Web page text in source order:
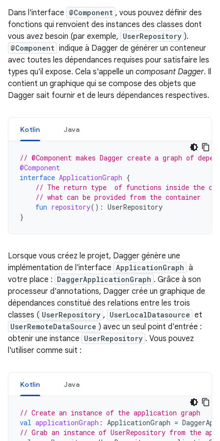
Dans l'interface @Component , vous pouvez définir des
fonctions qui renvoient des instances des classes dont
vous avez besoin (par exemple, UserRepository ).
@Component indique à Dagger de générer un conteneur
avec toutes les dépendances requises pour satisfaire les
types qu'il expose. Cela s'appelle un composant Dagger. Il
contient un graphique qui se compose des objets que
Dagger sait fournir et de leurs dépendances respectives.
Kotlin Java
// @Component makes Dagger create a graph of
@Component
interface ApplicationGraph {
// The return type  of functions inside the
// what can be provided from the container
fun repository(): UserRepository
}
Lorsque vous créez le projet, Dagger génère une
implémentation de l'interface ApplicationGraph à
votre place : DaggerApplicationGraph . Grâce à son
processeur d'annotations, Dagger crée un graphique de
dépendances constitué des relations entre les trois
classes ( UserRepository , UserLocalDatasource et
UserRemoteDataSource ) avec un seul point d'entrée :
obtenir une instance UserRepository . Vous pouvez
l'utiliser comme suit :
Kotlin Java
// Create an instance of the application graph
val applicationGraph : ApplicationGraph =
// Grab an instance of UserRepository from the